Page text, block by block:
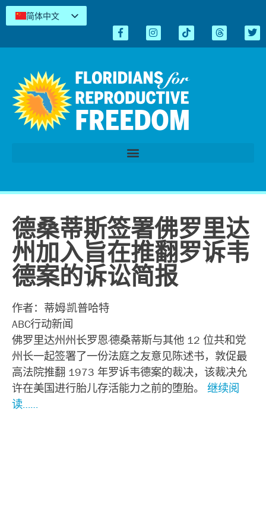
简体中文
Español
Tiếng Việt
العربية
اردو
德桑蒂斯签署佛罗里达
州加入旨在推翻罗诉韦
德案的诉讼简报
作者：蒂姆·凯普哈特
ABC行动新闻
佛罗里达州州长罗恩·德桑蒂斯与其他 12 位共和党
州长一起签署了一份法庭之友意见陈述书，敦促最
高法院推翻 1973 年罗诉韦德案的裁决，该裁决允
许在美国进行胎儿存活能力之前的堕胎。
继续阅
读……